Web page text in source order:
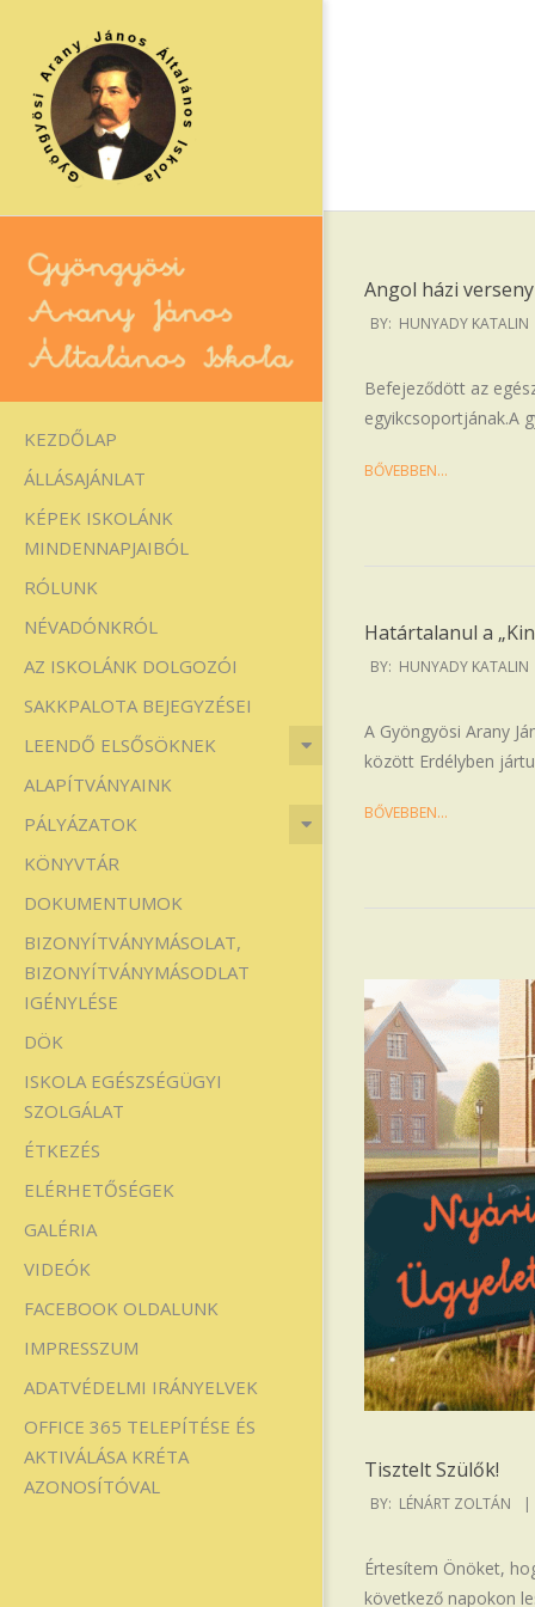
content
Gyöngyösi
Arany
János
Általános
Iskola
Primary
Navigation
Menu
KEZDŐLAP
ÁLLÁSAJÁNLAT
KÉPEK ISKOLÁNK
MINDENNAPJAIBÓL
RÓLUNK
NÉVADÓNKRÓL
AZ ISKOLÁNK DOLGOZÓI
SAKKPALOTA BEJEGYZÉSEI
LEENDŐ ELSŐSÖKNEK
ALAPÍTVÁNYAINK
PÁLYÁZATOK
KÖNYVTÁR
DOKUMENTUMOK
BIZONYÍTVÁNYMÁSOLAT,
BIZONYÍTVÁNYMÁSODLAT
IGÉNYLÉSE
DÖK
ISKOLA EGÉSZSÉGÜGYI
SZOLGÁLAT
ÉTKEZÉS
ELÉRHETŐSÉGEK
GALÉRIA
VIDEÓK
FACEBOOK OLDALUNK
IMPRESSZUM
ADATVÉDELMI IRÁNYELVEK
OFFICE 365 TELEPÍTÉSE ÉS
AKTIVÁLÁSA KRÉTA
AZONOSÍTÓVAL
Angol házi verseny
2025-
BY: HUNYADY KATALIN
Befejeződött az
egyikcsoportjának.A
BŐVEBBEN…
Határtalanul a
2025-
BY: HUNYADY KATALIN
A Gyöngyösi Arany
között Erdélyben
BŐVEBBEN…
Tisztelt Szülők!
2025-
18
BY: LÉNÁRT ZOLTÁN
Értesítem Önöket,
következő napokon